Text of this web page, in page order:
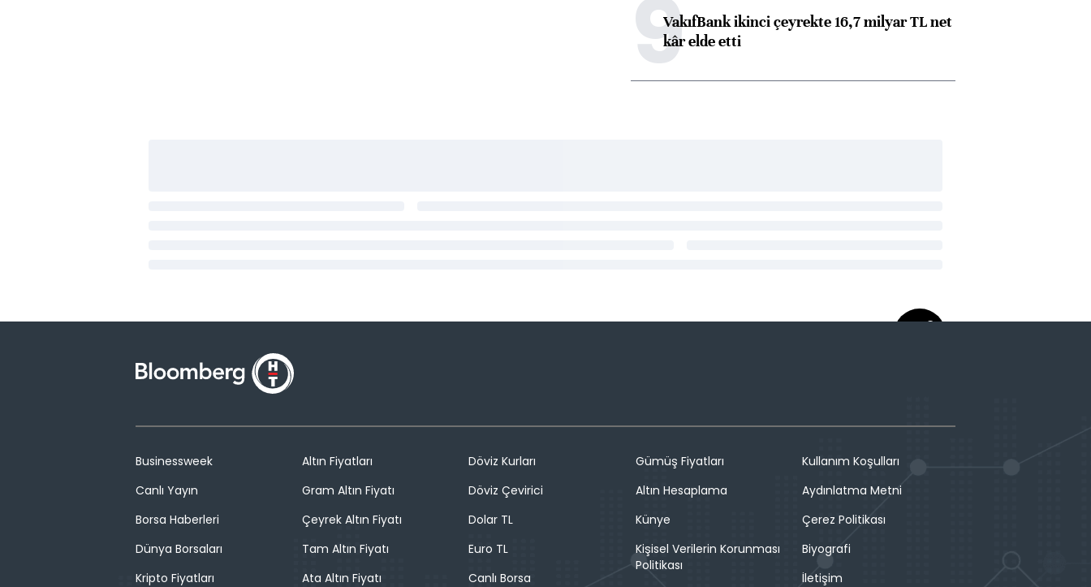
9VakıfBank ikinci çeyrekte 16,7 milyar TL net
kâr elde etti
Businessweek
Canlı Yayın
Borsa Haberleri
Dünya Borsaları
Kripto Fiyatları
Altın Fiyatları
Gram Altın Fiyatı
Çeyrek Altın Fiyatı
Tam Altın Fiyatı
Ata Altın Fiyatı
Döviz Kurları
Döviz Çevirici
Dolar TL
Euro TL
Canlı Borsa
Gümüş Fiyatları
Altın Hesaplama
Künye
Kişisel Verilerin Korunması
Politikası
Kullanım Koşulları
Aydınlatma Metni
Çerez Politikası
Biyografi
İletişim